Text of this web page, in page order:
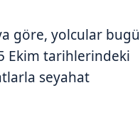
göre, yolcular
Ekim tarihlerindeki
seyahat